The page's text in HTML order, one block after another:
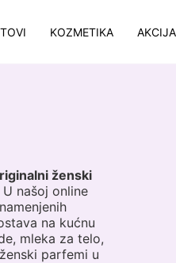
KOZMETIKA AKCIJA
ženski
našoj online
namenjenih
na kućnu
mleka za telo,
parfemi u